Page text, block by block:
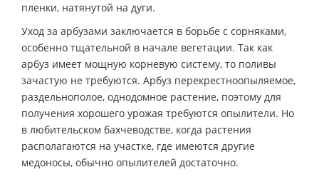
пленки, натянутой на дуги.
Уход за арбузами заключается в борьбе с сорняками,
особенно тщательной в начале вегетации. Так как
арбуз имеет мощную корневую систему, то поливы
зачастую не требуются. Арбуз перекрестноопыляемое,
раздельнополое, однодомное растение, поэтому для
получения хорошего урожая требуются опылители. Но
в любительском бахчеводстве, когда растения
располагаются на участке, где имеются другие
медоносы, обычно опылителей достаточно.